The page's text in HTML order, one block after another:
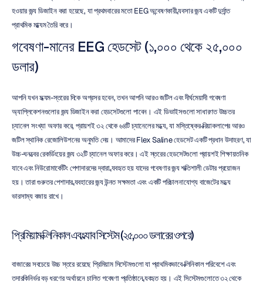
হওয়ার জন্য ডিজাইন করা হয়েছে, যা প্রথমবারের মতো EEG অন্বেষণকারী ব্যবসার জন্য একটি দুর্দান্ত
প্রাথমিক মাধ্যম তৈরি করে।
গবেষণা-মানের EEG হেডসেট (১,০০০ থেকে ২৫,০০০
ডলার)
আপনি যখন মধ্যম-স্তরের দিকে অগ্রসর হবেন, তখন আপনি আরও জটিল এবং দীর্ঘমেয়াদী গবেষণা
অ্যাপ্লিকেশনগুলোর জন্য ডিজাইন করা হেডসেটগুলো পাবেন। এই ডিভাইসগুলো সাধারণত উচ্চতর
চ্যানেল সংখ্যা অফার করে, প্রায়শই ৩২ থেকে ৬৪টি চ্যানেলের মধ্যে, যা মস্তিষ্কের ক্রিয়াকলাপের আরও
জটিল স্থানিক রেজোলিউশনের অনুমতি দেয়। আমাদের Flex Saline হেডসেট একটি প্রধান উদাহরণ, যা
উচ্চ-ঘনত্বের রেকর্ডিংয়ের জন্য ৩২টি চ্যানেল অফার করে। এই স্তরের হেডসেটগুলো প্রায়শই শিক্ষায়তনিক
ল্যাবে এবং নিউরোমার্কেটিং পেশাদারদের দ্বারা ব্যবহৃত হয় যাদের গবেষণার জন্য শক্তিশালী ডেটার প্রয়োজন
হয়। তারা গুরুতর পেশাদার ব্যবহারের জন্য উন্নত সক্ষমতা এবং একটি পরিচালনাযোগ্য বাজেটের মধ্যে
ভারসাম্য বজায় রাখে।
প্রিমিয়াম ক্লিনিকাল এবং ল্যাব সিস্টেম (২৫,০০০ ডলারের ওপরে)
বাজারের সবচেয়ে উচ্চ স্তরে রয়েছে প্রিমিয়াম সিস্টেমগুলো যা প্রাথমিকভাবে ক্লিনিকাল পরিবেশে এবং
তদারকিনির্ভর বড় ধরণের অর্থায়নে চালিত গবেষণা প্রতিষ্ঠানে ব্যবহৃত হয়। এই সিস্টেমগুলোতে ৩২ থেকে